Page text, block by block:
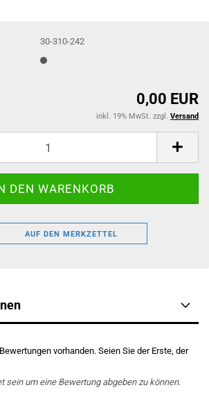
30-310-242
0,00 EUR
inkl. 19% MwSt. zzgl. Versand
AUF DEN MERKZETTEL
vorhanden. Seien Sie der Erste, der
sein um eine Bewertung abgeben zu können.